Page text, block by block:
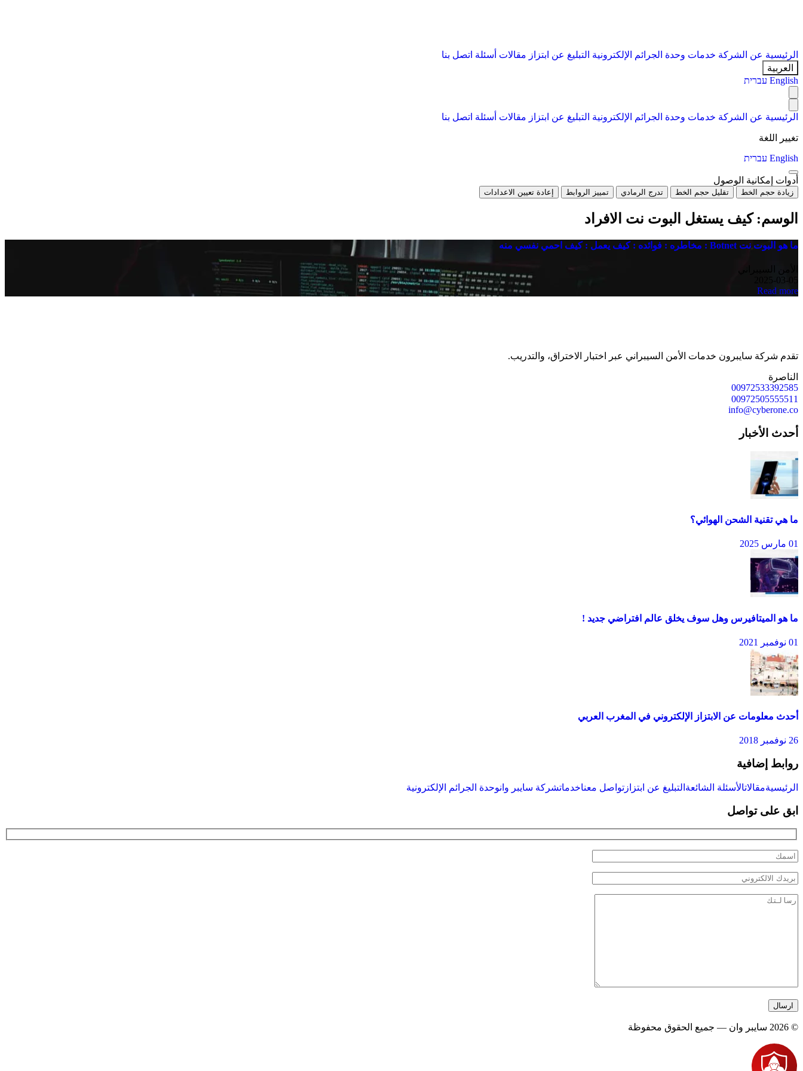
الرئيسية عن الشركة خدمات وحدة الجرائم الإلكترونية التبليغ عن ابتزاز مقالات أسئلة اتصل بنا
العربية
English עברית
الرئيسية عن الشركة خدمات وحدة الجرائم الإلكترونية التبليغ عن ابتزاز مقالات أسئلة اتصل بنا
تغيير اللغة
English עברית
أدوات إمكانية الوصول
زيادة حجم الخط تقليل حجم الخط تدرج الرمادي تمييز الروابط إعادة تعيين الاعدادات
الوسم:كيف يستغل البوت نت الافراد
ما هو البوت نت Botnet : مخاطره : فوائده : كيف يعمل : كيف احمي نفسي منه
الأمن السيبراني
2025-03-05
Read more
تقدم شركة سايبرون خدمات الأمن السيبراني عبر اختبار الاختراق، والتدريب.
الناصرة
00972533392585
00972505555511
info@cyberone.co
أحدث الأخبار
ما هي تقنية الشحن الهوائي؟
01 مارس 2025
ما هو الميتافيرس وهل سوف يخلق عالم افتراضي جديد !
01 نوفمبر 2021
أحدث معلومات عن الابتزاز الإلكتروني في المغرب العربي
26 نوفمبر 2018
روابط إضافية
الرئيسيةمقالاتالأسئلة الشائعة التبليغ عن ابتزاز تواصل معناخدماتشركة سايبر وانوحدة الجرائم الإلكترونية
ابق على تواصل
© 2026 سايبر وان — جميع الحقوق محفوظة